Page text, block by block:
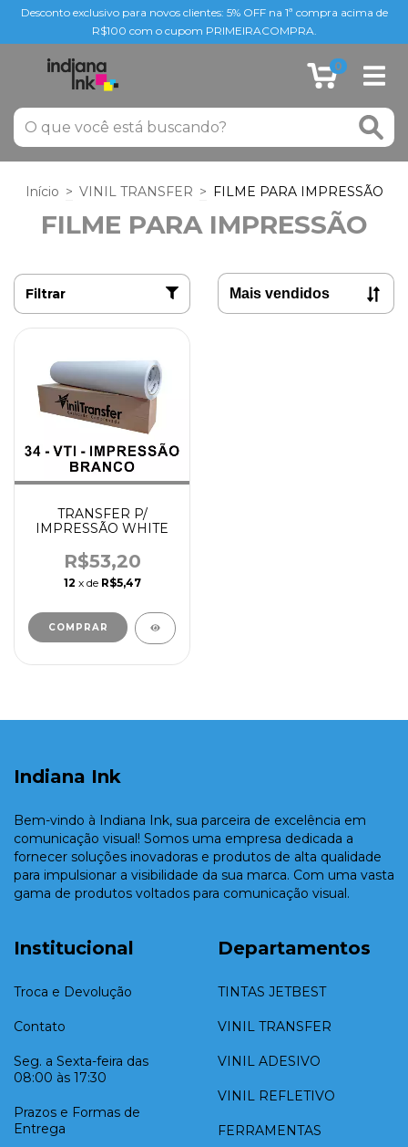
Desconto exclusivo para novos clientes: 5% OFF na 1ª compra acima de
R$100 com o cupom PRIMEIRACOMPRA.
0
Início > VINIL TRANSFER > FILME PARA IMPRESSÃO
FILME PARA IMPRESSÃO
Filtrar
TRANSFER P/
IMPRESSÃO WHITE
R$53,20
12 x de R$5,47
COMPRAR
Indiana Ink
Bem-vindo à Indiana Ink, sua parceira de excelência em
comunicação visual! Somos uma empresa dedicada a
fornecer soluções inovadoras e produtos de alta qualidade
para impulsionar a visibilidade da sua marca. Com uma vasta
gama de produtos voltados para comunicação visual.
Institucional
Troca e Devolução
Contato
Seg. a Sexta-feira das
08:00 às 17:30
Prazos e Formas de
Entrega
Departamentos
TINTAS JETBEST
VINIL TRANSFER
VINIL ADESIVO
VINIL REFLETIVO
FERRAMENTAS